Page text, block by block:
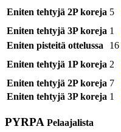
Eniten tehtyjä 2P koreja 5
Eniten tehtyjä 3P koreja 1
Eniten pisteitä ottelussa
16
Eniten tehtyjä 1P koreja 2
Eniten tehtyjä 2P koreja 7
Eniten tehtyjä 3P koreja 1
PYRPA Pelaajalista